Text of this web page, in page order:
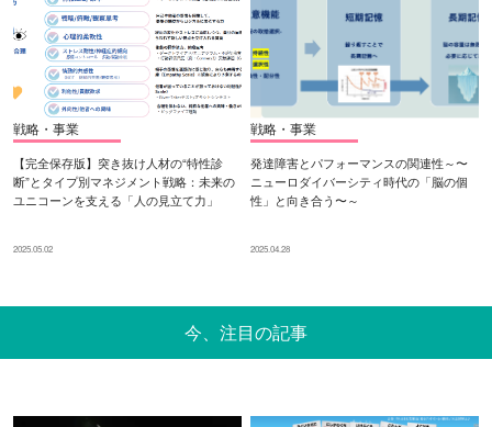
戦略・事業
【完全保存版】突き抜け人材の“特性診
断”とタイプ別マネジメント戦略：未来の
ユニコーンを支える「人の見立て力」
2025.05.02
戦略・事業
発達障害とパフォーマンスの関連性～〜
ニューロダイバーシティ時代の「脳の個
性」と向き合う〜～
2025.04.28
今、注目の記事